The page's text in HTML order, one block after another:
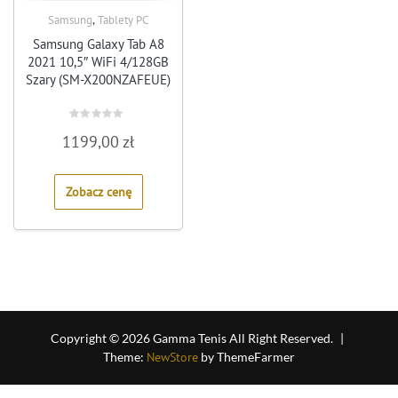
Samsung,Tablety PC
Samsung Galaxy Tab A8
2021 10,5″ WiFi 4/128GB
Szary (SM-X200NZAFEUE)
0
out
5
1199,00zł
Zobacz cenę
Copyright © 2026 Gamma Tenis All Right Reserved. |
Theme: NewStore by ThemeFarmer